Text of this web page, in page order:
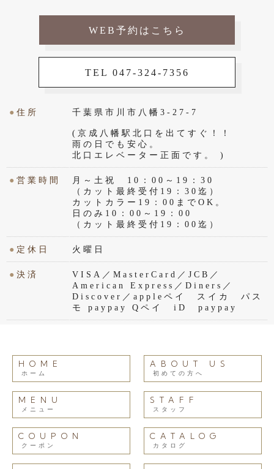
WEB予約はこちら
TEL 047-324-7356
●住所 千葉県市川市八幡3-27-7
(京成八幡駅北口を出てすぐ！！
雨の日でも安心。
北口エレベーター正面です。 )
●営業時間
月～土祝 10：00～19：30
（カット最終受付19：30迄）
カットカラー19：00までOK。
日のみ10：00～19：00
（カット最終受付19：00迄）
● 定休日 火曜日
●決済
VISA／MasterCard／JCB／
American Express／Diners／
Discover／appleペイ スイカ パス
モ paypay Qペイ iD paypay
HOME
ホーム
ABOUT US
初めての方へ
MENU
メニュー
STAFF
スタッフ
COUPON
クーポン
CATALOG
カタログ